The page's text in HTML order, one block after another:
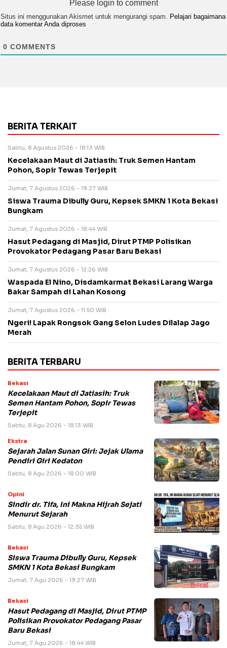
Please login to comment
Situs ini menggunakan Akismet untuk mengurangi spam.
Pelajari bagaimana
data komentar Anda diproses
0 COMMENTS
BERITA TERKAIT
Sabtu, 8 Agustus 2026 - 18:13 WIB
Kecelakaan Maut di Jatiasih: Truk Semen Hantam
Pohon, Sopir Tewas Terjepit
Jumat, 7 Agustus 2026 - 19:27 WIB
Siswa Trauma Dibully Guru, Kepsek SMKN 1 Kota Bekasi
Bungkam
Jumat, 7 Agustus 2026 - 18:44 WIB
Hasut Pedagang di Masjid, Dirut PTMP Polisikan
Provokator Pedagang Pasar Baru Bekasi
Jumat, 7 Agustus 2026 - 12:26 WIB
Waspada El Nino, Disdamkarmat Bekasi Larang Warga
Bakar Sampah di Lahan Kosong
Jumat, 7 Agustus 2026 - 11:50 WIB
Ngeri! Lapak Rongsok Gang Selon Ludes Dilalap Jago
Merah
BERITA TERBARU
Bekasi
Kecelakaan Maut di Jatiasih: Truk
Semen Hantam Pohon, Sopir Tewas
Terjepit
Sabtu, 8 Agu 2026 - 18:13 WIB
Ekstra
Sejarah Jalan Sunan Giri: Jejak Ulama
Pendiri Giri Kedaton
Sabtu, 8 Agu 2026 - 18:00 WIB
Opini
Sindir dr. Tifa, Ini Makna Hijrah Sejati
Menurut Sejarah
Sabtu, 8 Agu 2026 - 12:35 WIB
Bekasi
Siswa Trauma Dibully Guru, Kepsek
SMKN 1 Kota Bekasi Bungkam
Jumat, 7 Agu 2026 - 19:27 WIB
Bekasi
Hasut Pedagang di Masjid, Dirut PTMP
Polisikan Provokator Pedagang Pasar
Baru Bekasi
Jumat, 7 Agu 2026 - 18:44 WIB